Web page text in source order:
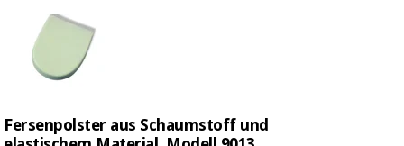
Veterinärmedizin
Orthopädie
Chirurgische
instrumente
Fersenpolster aus Schaumstoff und